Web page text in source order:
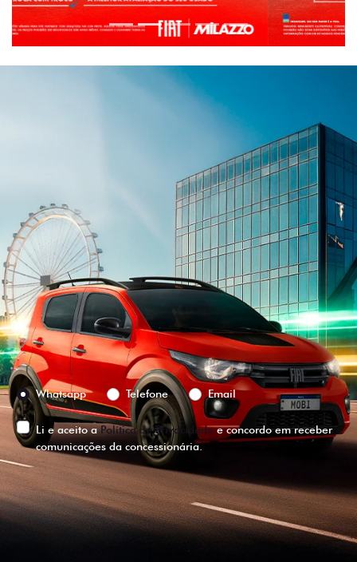
ESTOU INTERESSADO
Versão escolhida
Preferência de contato:
Whatsapp
Telefone Email
Li e aceito aPolítica de Privacidadee concordo em receber
comunicações da concessionária.
ENTRAR EM CONTATO